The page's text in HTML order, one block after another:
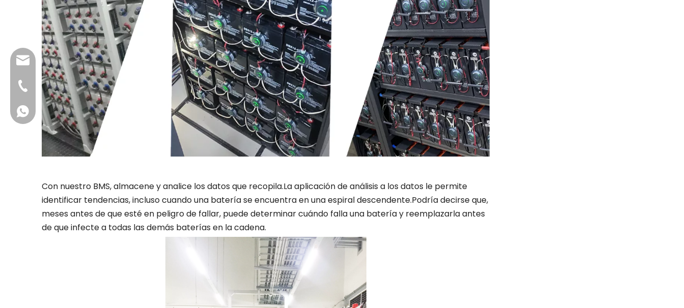
Con nuestro BMS, almacene y analice los datos que recopila.La aplicación de análisis a los datos le permite
identificar tendencias, incluso cuando una batería se encuentra en una espiral descendente.Podría decirse que,
meses antes de que esté en peligro de fallar, puede determinar cuándo falla una batería y reemplazarla antes
de que infecte a todas las demás baterías en la cadena.
info@dfuntech.com
+86-756-6123188
+86 13631257634